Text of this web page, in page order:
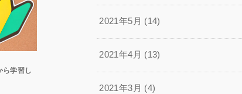
ら学習し
2021年5月 (14)
2021年4月 (13)
2021年3月 (4)